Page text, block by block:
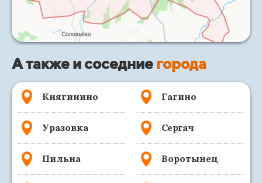
А также и соседниегорода
Княгинино
Уразовка
Пильна
Гагино
Сергач
Воротынец